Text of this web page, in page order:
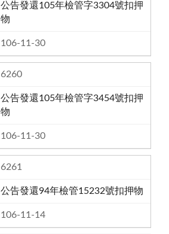
公告發還105年檢管字3304號扣押
物
106-11-30
6260
公告發還105年檢管字3454號扣押
物
106-11-30
6261
公告發還94年檢管15232號扣押物
106-11-14